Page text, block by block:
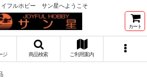
イフルホビー サン星へようこそ
カート
ジ 商品検索 ご利用案内